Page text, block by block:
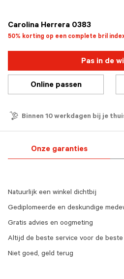
Carolina Herrera 0383
50% korting op een complete bril
Pas in de
Online passen
Binnen 10 werkdagen bij je
Onze garanties
Natuurlijk een winkel dichtbij
Gediplomeerde en deskundige
Gratis advies en oogmeting
Altijd de beste service voor de
Niet goed, geld terug